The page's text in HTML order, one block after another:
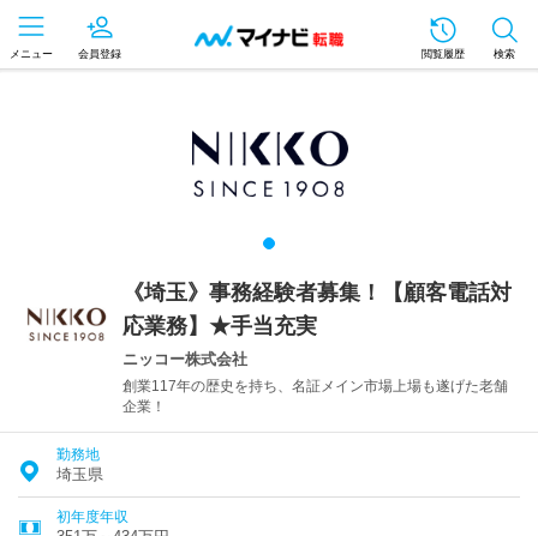
メニュー 会員登録 閲覧履歴 検索
《埼玉》事務経験者募集！【顧客電話対
応業務】★手当充実
ニッコー株式会社
創業117年の歴史を持ち、名証メイン市場上場も遂げた老舗
企業！
勤務地
埼玉県
初年度年収